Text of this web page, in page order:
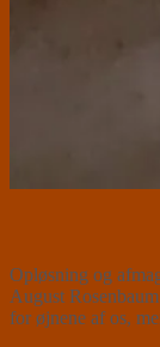
Opløsning og
August
for øjnene af os,